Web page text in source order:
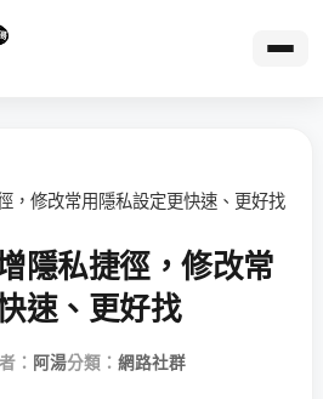
，修改常用隱私設定更快速、更好找
隱私捷徑，修改常
速、更好找
： 阿湯分類： 網路社群